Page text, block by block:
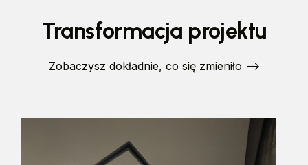
Transformacja projektu
Zobaczysz dokładnie, co się zmieniło -->